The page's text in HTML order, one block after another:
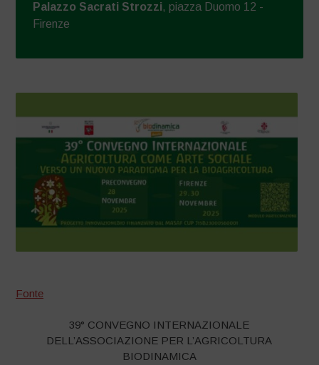
Palazzo Sacrati Strozzi, piazza Duomo 12 -
Firenze
Fonte
39° CONVEGNO INTERNAZIONALE
DELL’ASSOCIAZIONE PER L’AGRICOLTURA
BIODINAMICA